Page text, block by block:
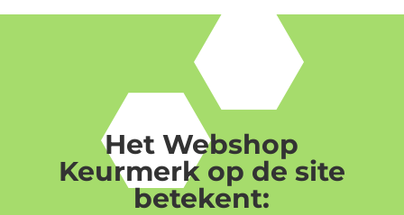
Het Webshop
Keurmerk op de site
betekent: